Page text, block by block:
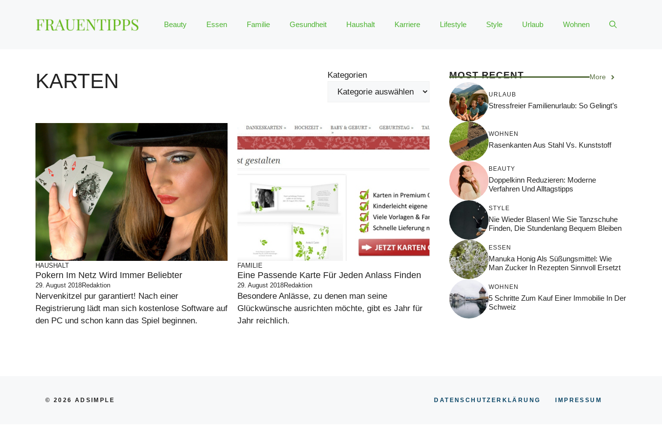
Beauty Essen Familie Gesundheit Haushalt Karriere Lifestyle Style Urlaub Wohnen
KARTEN Kategorien
HAUSHALT
Pokern Im Netz Wird Immer Beliebter
29. August 2018Redaktion
Nervenkitzel pur garantiert! Nach einer
Registrierung lädt man sich kostenlose Software auf
den PC und schon kann das Spiel beginnen.
FAMILIE
Eine Passende Karte Für Jeden Anlass Finden
29. August 2018Redaktion
Besondere Anlässe, zu denen man seine
Glückwünsche ausrichten möchte, gibt es Jahr für
Jahr reichlich.
MOST RECENT More
URLAUB
Stressfreier Familienurlaub: So Gelingt’s
WOHNEN
Rasenkanten Aus Stahl Vs. Kunststoff
BEAUTY
Doppelkinn Reduzieren: Moderne
Verfahren Und Alltagstipps
STYLE
Nie Wieder Blasen! Wie Sie Tanzschuhe
Finden, Die Stundenlang Bequem Bleiben
ESSEN
Manuka Honig Als Süßungsmittel: Wie
Man Zucker In Rezepten Sinnvoll Ersetzt
WOHNEN
5 Schritte Zum Kauf Einer Immobilie In Der
Schweiz
© 2026 ADSIMPLE DATENSCHUTZERKLÄRUNG IMPRESSUM